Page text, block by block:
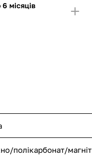
місяців
полікарбонат/магніт